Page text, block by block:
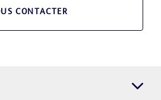
CONTACTER